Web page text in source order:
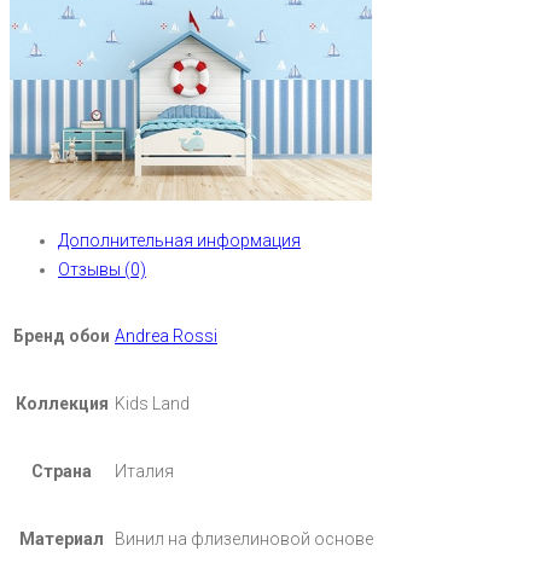
Дополнительная информация
Отзывы (0)
Бренд обои Andrea Rossi
Коллекция Kids Land
Страна Италия
Материал Винил на флизелиновой основе